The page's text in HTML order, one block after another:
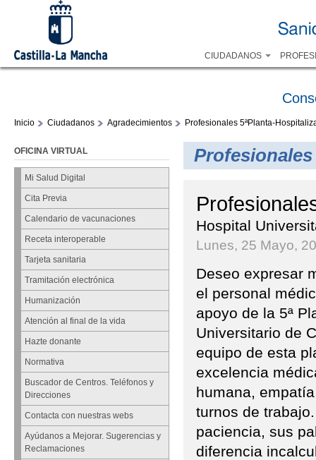
CIUDADANOS
Inicio Ciudadanos Agradecimientos Profesionales 5ªPlanta-
OFICINA VIRTUAL
Mi Salud Digital
Cita Previa
Calendario de vacunaciones
Receta interoperable
Tarjeta sanitaria
Tramitación electrónica
Humanización
Atención al final de la vida
Hazte donante
Normativa
Buscador de Centros. Teléfonos y
Direcciones
Contacta con nuestras webs
Ayúdanos a Mejorar. Sugerencias y
Reclamaciones
Hospital
Lunes, 25 Mayo,
Deseo expresar
el personal
apoyo de la 5ª
Universitario de
equipo de esta
excelencia
humana,
turnos de
paciencia, sus
diferencia